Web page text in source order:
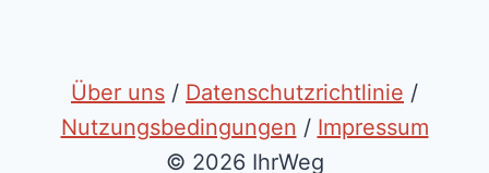
Über uns / Datenschutzrichtlinie /
Nutzungsbedingungen / Impressum
© 2026 IhrWeg